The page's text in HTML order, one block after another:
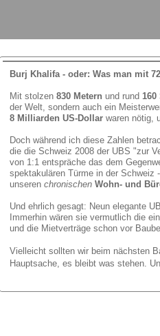
Burj Khalifa - oder: Was man mit
Mit stolzen 830 Metern und rund 160
der Welt, sondern auch ein
8 Milliarden US-Dollar waren nötig,
Doch während ich diese Zahlen
die die Schweiz 2008 der UBS "zur
von 1:1 entspräche das dem
spektakulären Türme in der Schweiz
unseren chronischen Wohn- und
Und ehrlich gesagt: Neun elegante
Immerhin wären sie vermutlich die
und die Mietverträge schon vor
Vielleicht sollten wir beim nächsten
Hauptsache, es bleibt was stehen.